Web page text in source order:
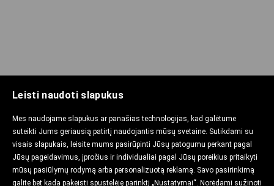
Leisti naudoti slapukus
Mes naudojame slapukus ar panašias technologijas, kad galėtume
suteikti Jums geriausią patirtį naudojantis mūsų svetaine. Sutikdami su
visais slapukais, leisite mums pasirūpinti Jūsų patogumu perkant pagal
Jūsų pageidavimus, įpročius ir individualiai pagal Jūsų poreikius pritaikyti
mūsų pasiūlymų rodymą arba personalizuotą reklamą. Savo pasirinkimą
galite bet kada pakeisti spustelėję parinktį „Nustatymai“. Norėdami sužinoti